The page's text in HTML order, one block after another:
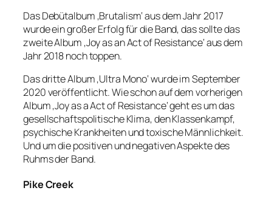
Das Debütalbum ‚Brutalism‘ aus dem Jahr 2017
wurde ein großer Erfolg für die Band, das sollte das
zweite Album ‚Joy as an Act of Resistance‘ aus dem
Jahr 2018 noch toppen.
Das dritte Album ‚Ultra Mono‘ wurde im September
2020 veröffentlicht. Wie schon auf dem vorherigen
Album ‚Joy as a Act of Resistance‘ geht es um das
gesellschaftspolitische Klima, den Klassenkampf,
psychische Krankheiten und toxische Männlichkeit.
Und um die positiven und negativen Aspekte des
Ruhms der Band.
Pike Creek